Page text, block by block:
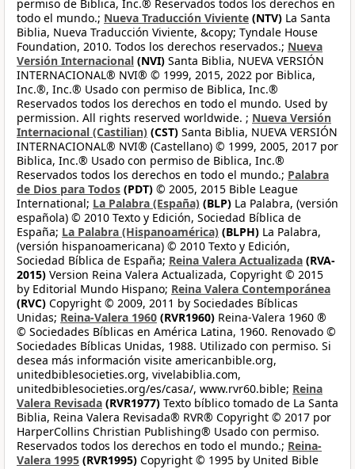
permiso de Biblica, Inc.® Reservados todos los derechos en
todo el mundo.; Nueva Traducción Viviente (NTV) La Santa
Biblia, Nueva Traducción Viviente, &copy; Tyndale House
Foundation, 2010. Todos los derechos reservados.; Nueva
Versión Internacional (NVI) Santa Biblia, NUEVA VERSIÓN
INTERNACIONAL® NVI® © 1999, 2015, 2022 por Biblica,
Inc.®, Inc.® Usado con permiso de Biblica, Inc.®
Reservados todos los derechos en todo el mundo. Used by
permission. All rights reserved worldwide. ; Nueva Versión
Internacional (Castilian) (CST) Santa Biblia, NUEVA VERSIÓN
INTERNACIONAL® NVI® (Castellano) © 1999, 2005, 2017 por
Biblica, Inc.® Usado con permiso de Biblica, Inc.®
Reservados todos los derechos en todo el mundo.; Palabra
de Dios para Todos (PDT) © 2005, 2015 Bible League
International; La Palabra (España) (BLP) La Palabra, (versión
española) © 2010 Texto y Edición, Sociedad Bíblica de
España; La Palabra (Hispanoamérica) (BLPH) La Palabra,
(versión hispanoamericana) © 2010 Texto y Edición,
Sociedad Bíblica de España; Reina Valera Actualizada (RVA-
2015) Version Reina Valera Actualizada, Copyright © 2015
by Editorial Mundo Hispano; Reina Valera Contemporánea
(RVC) Copyright © 2009, 2011 by Sociedades Bíblicas
Unidas; Reina-Valera 1960 (RVR1960) Reina-Valera 1960 ®
© Sociedades Bíblicas en América Latina, 1960. Renovado ©
Sociedades Bíblicas Unidas, 1988. Utilizado con permiso. Si
desea más información visite americanbible.org,
unitedbiblesocieties.org, vivelabiblia.com,
unitedbiblesocieties.org/es/casa/, www.rvr60.bible; Reina
Valera Revisada (RVR1977) Texto bíblico tomado de La Santa
Biblia, Reina Valera Revisada® RVR® Copyright © 2017 por
HarperCollins Christian Publishing® Usado con permiso.
Reservados todos los derechos en todo el mundo.; Reina-
Valera 1995 (RVR1995) Copyright © 1995 by United Bible